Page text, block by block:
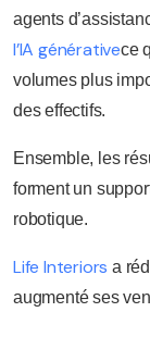
agents
l’IA générativece
volumes plus
des effectifs.
Ensemble, les
forment un
robotique.
Life Interiors a
augmenté ses